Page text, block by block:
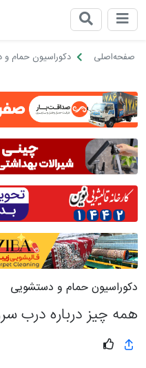
صفحه‌اصلی دکوراسیون حمام
دکوراسیون حمام و دستشویی
همه چیز درباره درب